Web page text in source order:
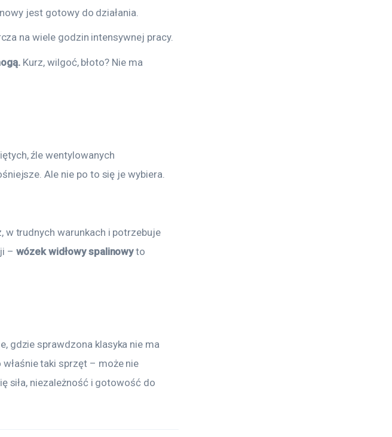
jest gotowy do działania.
na wiele godzin intensywnej pracy.
Kurz, wilgoć, błoto? Nie ma
źle wentylowanych
Ale nie po to się je wybiera.
w trudnych warunkach i potrzebuje
– wózek widłowy spalinowy to
gdzie sprawdzona klasyka nie ma
właśnie taki sprzęt – może nie
siła, niezależność i gotowość do